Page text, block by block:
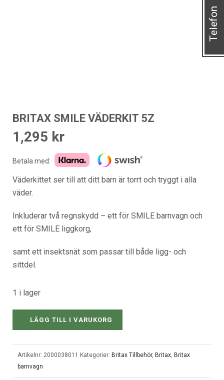
BRITAX SMILE VÄDERKIT 5Z
1,295 kr
Betala med:
Väderkittet ser till att ditt barn är torrt och tryggt i alla
väder.
Inkluderar två regnskydd – ett för SMILE barnvagn och
ett för SMILE liggkorg,
samt ett insektsnät som passar till både ligg- och
sittdel.
1 i lager
LÄGG TILL I VARUKORG
Artikelnr: 2000038011 Kategorier: Britax Tillbehör, Britax Britax
barnvagn
Telefon